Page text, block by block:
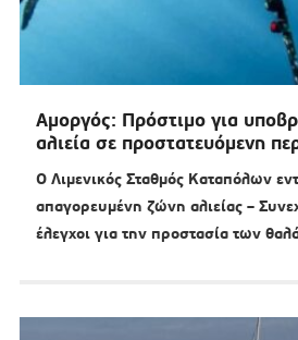
Αμοργός: Πρόστιμο για
αλιεία σε προστατευόμενη
Ο Λιμενικός Σταθμός Καταπόλων
απαγορευμένη ζώνη αλιείας –
έλεγχοι για την προστασία των